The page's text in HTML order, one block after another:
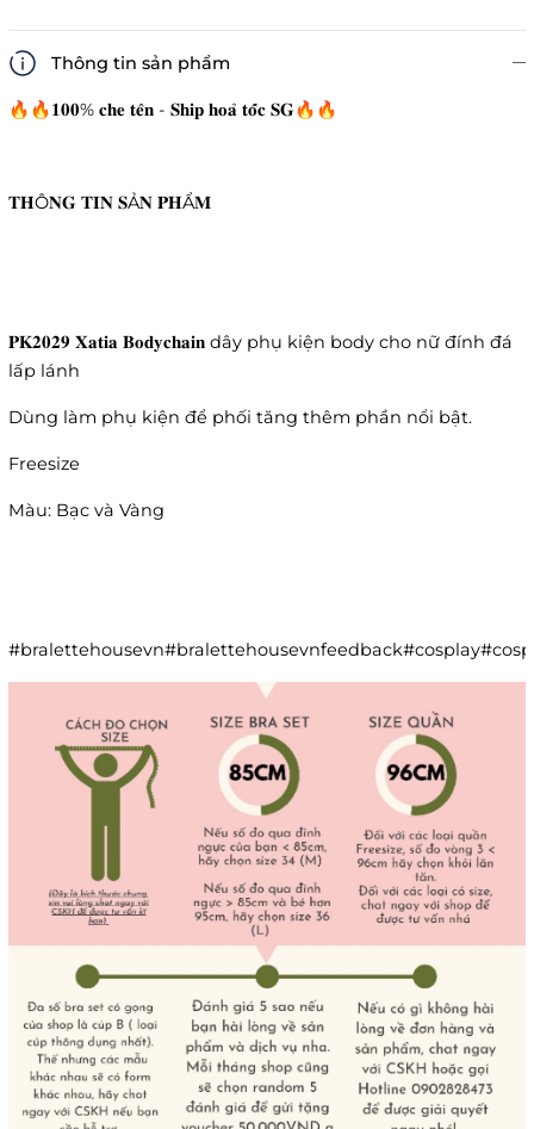
Thông tin sản phẩm
🔥🔥𝟏𝟎𝟎% 𝐜𝐡𝐞 𝐭𝐞̂𝐧 - 𝐒𝐡𝐢𝐩 𝐡𝐨𝐚̉ 𝐭𝐨̂́𝐜 𝐒𝐆🔥🔥
𝐓𝐇Ô𝐍𝐆 𝐓𝐈𝐍 𝐒Ả𝐍 𝐏𝐇Ẩ𝐌
𝐏𝐊𝟐𝟎𝟐𝟗 𝐗𝐚𝐭𝐢𝐚 𝐁𝐨𝐝𝐲𝐜𝐡𝐚𝐢𝐧 dây phụ kiện body cho nữ đính đá
lấp lánh
Dùng làm phụ kiện để phối tăng thêm phần nổi bật.
Freesize
Màu: Bạc và Vàng